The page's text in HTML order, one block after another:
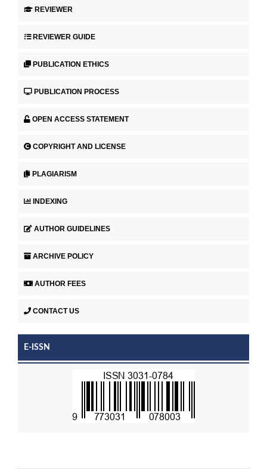
REVIEWER
REVIEWER GUIDE
PUBLICATION ETHICS
PUBLICATION PROCESS
OPEN ACCESS STATEMENT
COPYRIGHT AND LICENSE
PLAGIARISM
INDEXING
AUTHOR GUIDELINES
ARCHIVE POLICY
AUTHOR FEES
CONTACT US
E-ISSN